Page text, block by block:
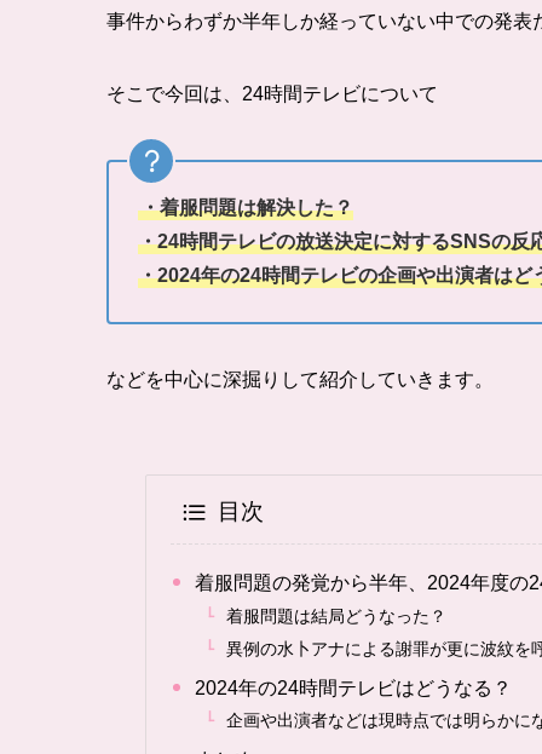
事件からわずか半年しか経っていない中での発
そこで今回は、24時間テレビについて
・着服問題は解決した？
・24時間テレビの放送決定に対するSNSの反
・2024年の24時間テレビの企画や出演者はど
などを中心に深掘りして紹介していきます。
目次
着服問題の発覚から半年、2024年度の
着服問題は結局どうなった？
異例の水卜アナによる謝罪が更に波紋を
2024年の24時間テレビはどうなる？
企画や出演者などは現時点では明らかに